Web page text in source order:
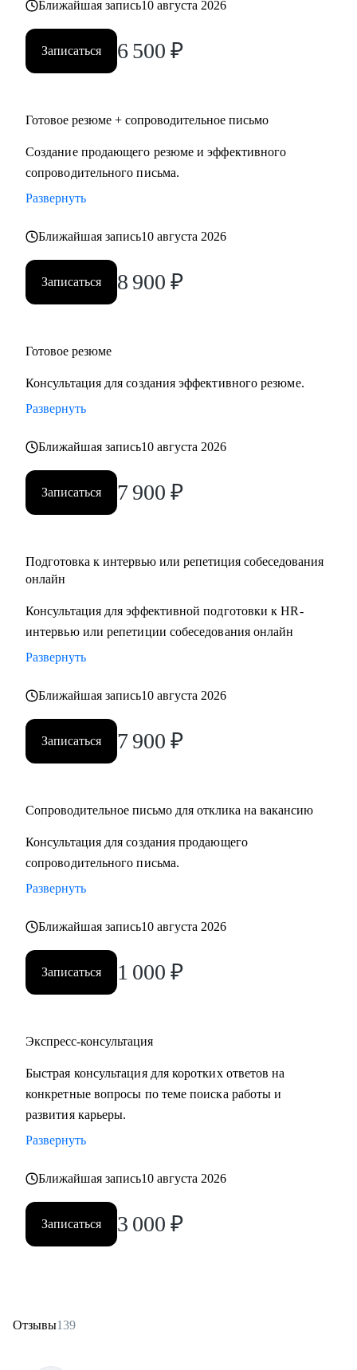
Ближайшая запись10 августа 2026
Записаться 6 500 ₽
Готовое резюме + сопроводительное письмо
Создание продающего резюме и эффективного
сопроводительного письма.
Развернуть
Ближайшая запись10 августа 2026
Записаться 8 900 ₽
Готовое резюме
Консультация для создания эффективного резюме.
Развернуть
Ближайшая запись10 августа 2026
Записаться 7 900 ₽
Подготовка к интервью или репетиция собеседования
онлайн
Консультация для эффективной подготовки к HR-
интервью или репетиции собеседования онлайн
Развернуть
Ближайшая запись10 августа 2026
Записаться 7 900 ₽
Сопроводительное письмо для отклика на вакансию
Консультация для создания продающего
сопроводительного письма.
Развернуть
Ближайшая запись10 августа 2026
Записаться 1 000 ₽
Экспресс-консультация
Быстрая консультация для коротких ответов на
конкретные вопросы по теме поиска работы и
развития карьеры.
Развернуть
Ближайшая запись10 августа 2026
Записаться 3 000 ₽
Отзывы139